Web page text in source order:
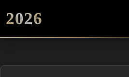
2026